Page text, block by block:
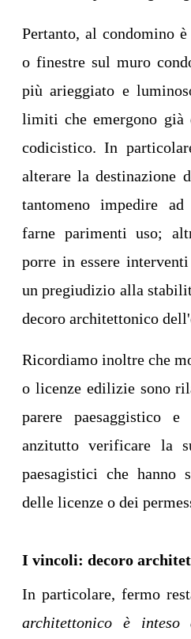
Pertanto, al condomino
o finestre sul muro
più arieggiato e
limiti che emergono già
codicistico. In
alterare la destinazione
tantomeno impedire
farne parimenti uso;
porre in essere
un pregiudizio alla
decoro architettonico
Ricordiamo inoltre che
o licenze edilizie sono
parere paesaggistico
anzitutto verificare la
paesagistici che hanno
delle licenze o dei
I vincoli: decoro
In particolare, fermo
architettonico è inteso